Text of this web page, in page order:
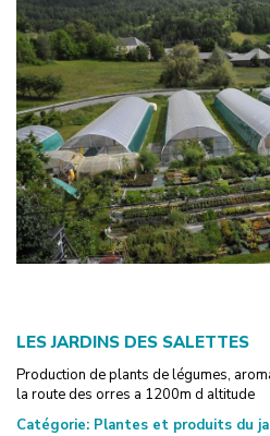
LES JARDINS DES SALETTES
Production de plants de légumes,
la route des orres a 1200m d altitude
Catégorie: Plantes et produits du